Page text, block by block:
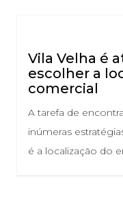
Vila Velha é
escolher a
comercial
A tarefa de
inúmeras
é a localização do